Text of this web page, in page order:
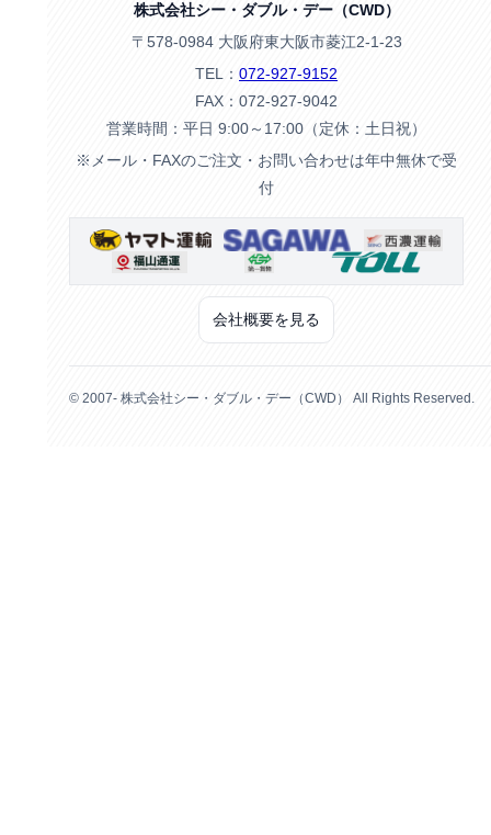
株式会社シー・ダブル・デー（CWD）
〒578-0984 大阪府東大阪市菱江2-1-23
TEL： 072-927-9152
FAX：072-927-9042
営業時間：平日 9:00～17:00（定休：土日祝）
※メール・FAXのご注文・お問い合わせは年中無休で受
付
会社概要を見る
© 2007- 株式会社シー・ダブル・デー（CWD） All Rights Reserved.